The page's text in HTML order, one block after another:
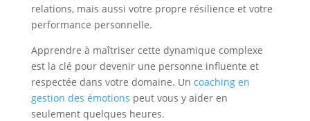
relations, mais aussi votre propre résilience et votre
performance personnelle.
Apprendre à maîtriser cette dynamique complexe
est la clé pour devenir une personne influente et
respectée dans votre domaine. Un coaching en
gestion des émotions peut vous y aider en
seulement quelques heures.